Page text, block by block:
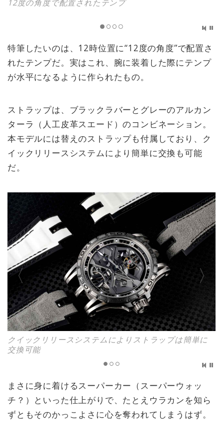
12度の角度で配置されたテンプ
特筆したいのは、12時位置に“12度の角度”で配置さ
れたテンプだ。実はこれ、腕に装着した際にテンプ
が水平になるように作られたもの。
ストラップは、ブラックラバーとグレーのアルカン
ターラ（人工皮革スエード）のコンビネーション。
本モデルには替えのストラップも付属しており、ク
イックリリースシステムにより簡単に交換も可能
だ。
クイックリリースシステムによりストラップは簡単に
交換可能
まさに身に着けるスーパーカー（スーパーウォッ
チ？）といった仕上がりで、たとえウラカンを知ら
ずともそのかっこよさに心を奪われてしまうはず。